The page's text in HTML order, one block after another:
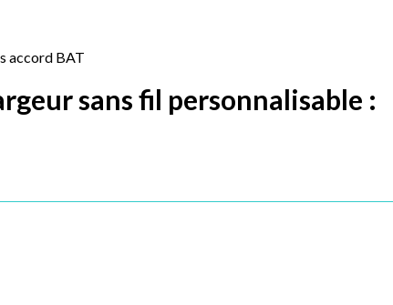
accord BAT
sans fil personnalisable :